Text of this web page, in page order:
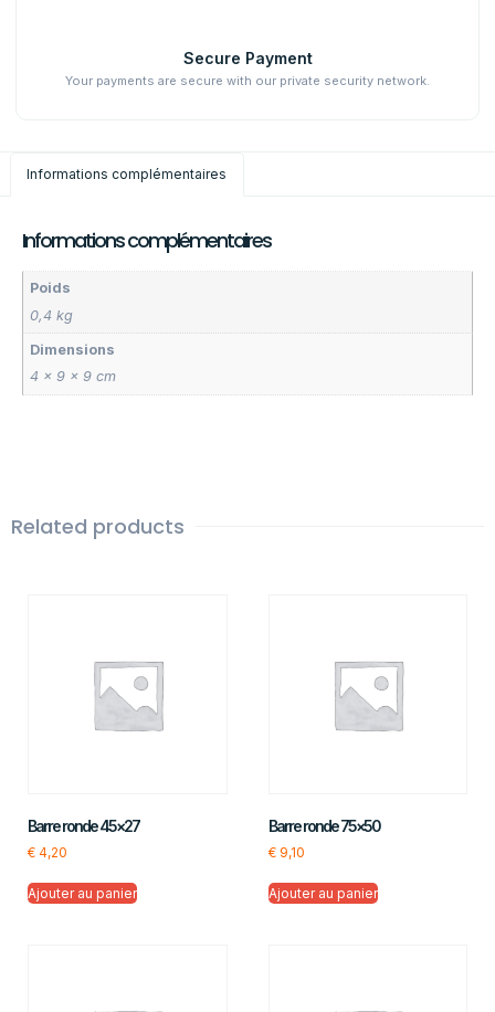
Secure Payment
Your payments are secure with our private security network.
Informations complémentaires
Informations complémentaires
Poids
0,4 kg
Dimensions
4 × 9 × 9 cm
Related products
Barre ronde 45×27
€ 4,20
Ajouter au panier
Barre ronde 75×50
€9,10
Ajouter au panier